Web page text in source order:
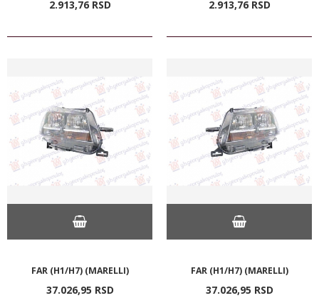
2.913,76 RSD 2.913,76 RSD
FAR (H1/H7) (MARELLI)
37.026,95 RSD
FAR (H1/H7) (MARELLI)
37.026,95 RSD